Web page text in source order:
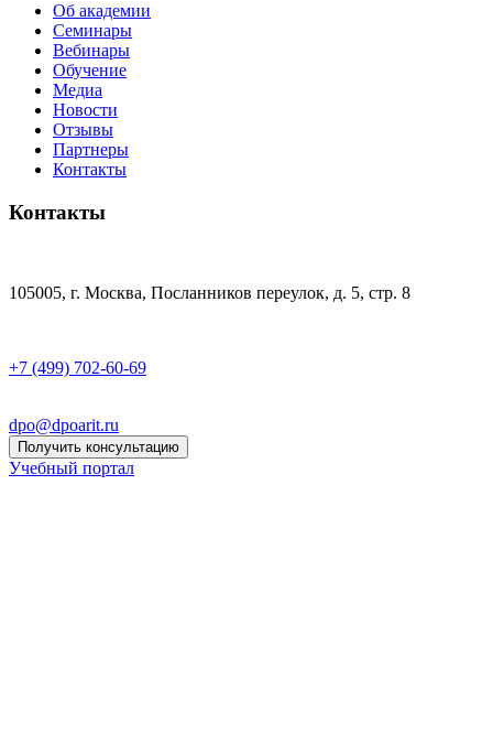
Об академии
Семинары
Вебинары
Обучение
Медиа
Новости
Отзывы
Партнеры
Контакты
Контакты
105005, г. Москва, Посланников переулок, д. 5, стр. 8
+7 (499) 702-60-69
dpo@dpoarit.ru
Получить консультацию
Учебный портал